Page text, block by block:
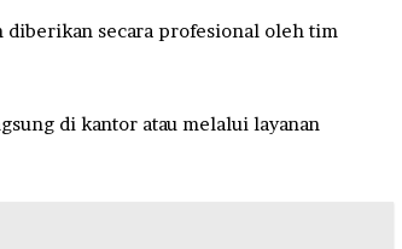
diberikan secara profesional oleh tim
di kantor atau melalui layanan